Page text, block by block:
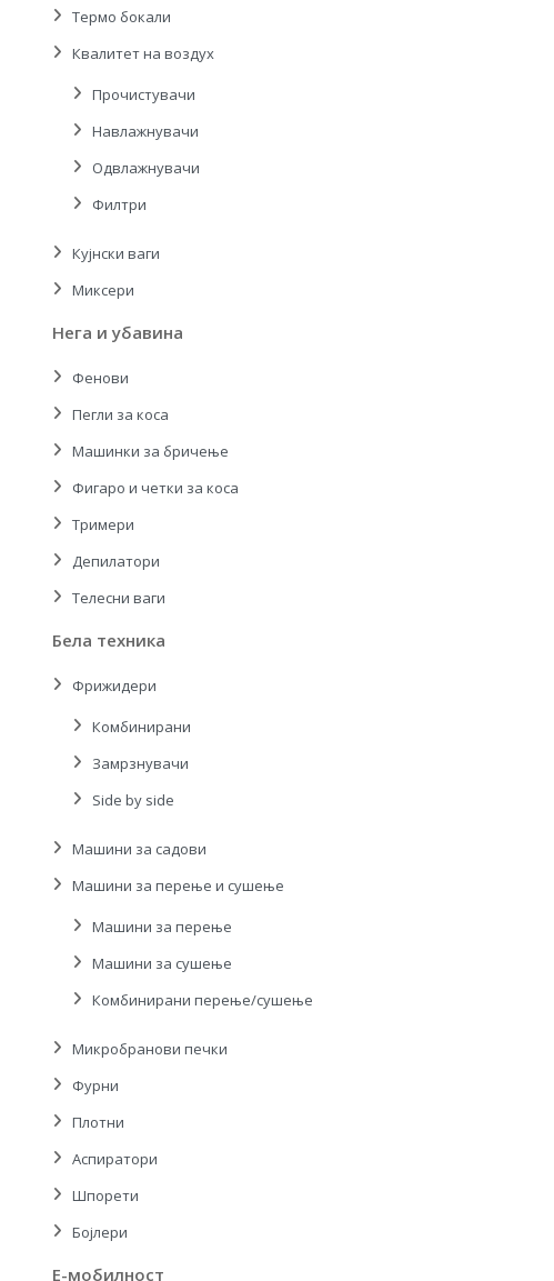
Термо бокали
Квалитет на воздух
Прочистувачи
Навлажнувачи
Одвлажнувачи
Филтри
Кујнски ваги
Миксери
Нега и убавина
Фенови
Пегли за коса
Машинки за бричење
Фигаро и четки за коса
Тримери
Депилатори
Телесни ваги
Бела техника
Фрижидери
Комбинирани
Замрзнувачи
Side by side
Машини за садови
Машини за перење и сушење
Машини за перење
Машини за сушење
Комбинирани перење/сушење
Микробранови печки
Фурни
Плотни
Аспиратори
Шпорети
Бојлери
Е-мобилност